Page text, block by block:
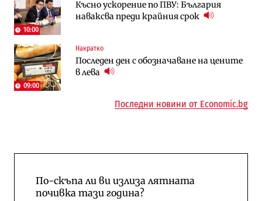
10:00
Късно ускорение по ПВУ: България
наваксва преди крайния срок
09:00
Накратко
Последен ден с обозначаване на цените
в лева
АЕЦ „Козлодуй“ ще работи само още
няколко седмици, ако сушата продължи
Digi&AI
Трафикът толкова е намалял, че големи
медии обмислят да се откажат
Държавният ТЕЦ „Марица изток 2“
работи с 5 блока
Компании
„Ендуросат“ ще строи огромен
космически и отбранителен център в
Последни новини от Economic.bg
По-скъпа ли ви излиза лятната
почивка тази година?